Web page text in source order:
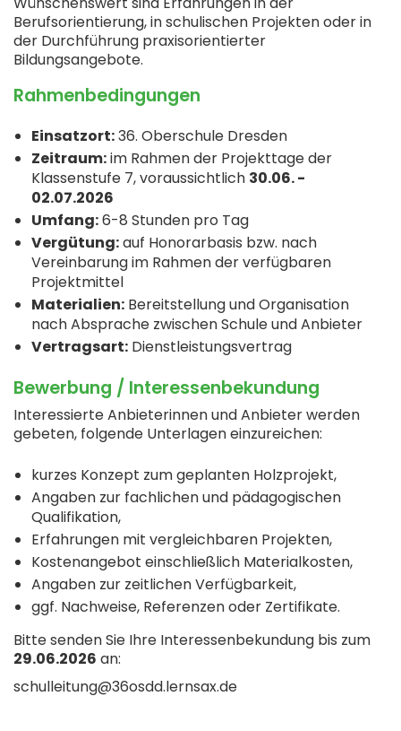
Berufsorientierung, in schulischen Projekten oder in
der Durchführung praxisorientierter
Bildungsangebote.
Rahmenbedingungen
Einsatzort:36. Oberschule Dresden
Zeitraum:im Rahmen der Projekttage der
Klassenstufe 7, voraussichtlich 30.06. -
02.07.2026
Umfang:6-8 Stunden pro Tag
Vergütung:auf Honorarbasis bzw. nach
Vereinbarung im Rahmen der verfügbaren
Projektmittel
Materialien: Bereitstellung und Organisation
nach Absprache zwischen Schule und Anbieter
Vertragsart: Dienstleistungsvertrag
Bewerbung / Interessenbekundung
Interessierte Anbieterinnen und Anbieter werden
gebeten, folgende Unterlagen einzureichen:
kurzes Konzept zum geplanten Holzprojekt,
Angaben zur fachlichen und pädagogischen
Qualifikation,
Erfahrungen mit vergleichbaren Projekten,
Kostenangebot einschließlich Materialkosten,
Angaben zur zeitlichen Verfügbarkeit,
ggf. Nachweise, Referenzen oder Zertifikate.
Bitte senden Sie Ihre Interessenbekundung bis zum
29.06.2026 an:
schulleitung@36osdd.lernsax.de